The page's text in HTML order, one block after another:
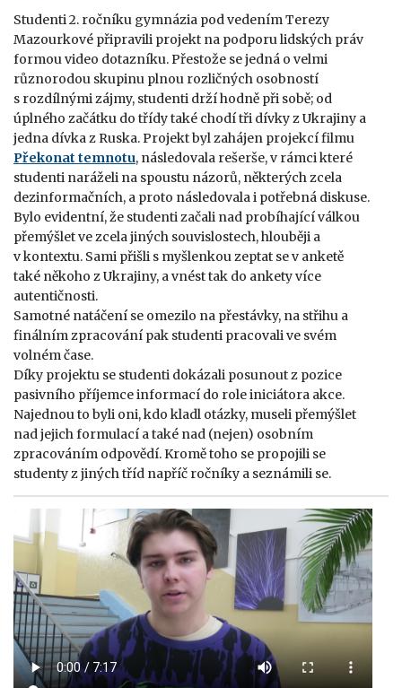
Studenti 2. ročníku gymnázia pod vedením Terezy
Mazourkové připravili projekt na podporu lidských práv
formou video dotazníku. Přestože se jedná o velmi
různorodou skupinu plnou rozličných osobností
s rozdílnými zájmy, studenti drží hodně při sobě; od
úplného začátku do třídy také chodí tři dívky z Ukrajiny a
jedna dívka z Ruska. Projekt byl zahájen projekcí filmu
Překonat temnotu, následovala rešerše, v rámci které
studenti naráželi na spoustu názorů, některých zcela
dezinformačních, a proto následovala i potřebná diskuse.
Bylo evidentní, že studenti začali nad probíhající válkou
přemýšlet ve zcela jiných souvislostech, hlouběji a
v kontextu. Sami přišli s myšlenkou zeptat se v anketě
také někoho z Ukrajiny, a vnést tak do ankety více
autentičnosti.
Samotné natáčení se omezilo na přestávky, na střihu a
finálním zpracování pak studenti pracovali ve svém
volném čase.
Díky projektu se studenti dokázali posunout z pozice
pasivního příjemce informací do role iniciátora akce.
Najednou to byli oni, kdo kladl otázky, museli přemýšlet
nad jejich formulací a také nad (nejen) osobním
zpracováním odpovědí. Kromě toho se propojili se
studenty z jiných tříd napříč ročníky a seznámili se.